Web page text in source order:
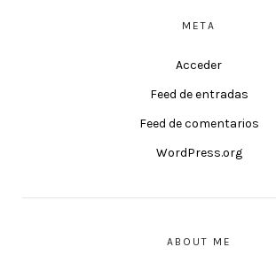
META
Acceder
Feed de entradas
Feed de comentarios
WordPress.org
ABOUT ME